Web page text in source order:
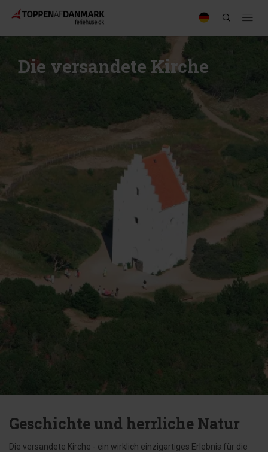
Die versandete Kirche
Geschichte und herrliche Natur
Die versandete Kirche - ein wirklich einzigartiges Erlebnis für die